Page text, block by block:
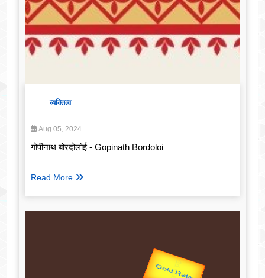
व्यक्तित्व
Aug 05, 2024
गोपीनाथ बोरदोलोई - Gopinath Bordoloi
Read More
उप प्रधानमंत्री